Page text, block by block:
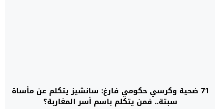
71 ضحية وكرسي حكومي فارغ: سانشيز يتكلم عن مأساة
سبتة.. فمن يتكلم باسم أسر المغاربة؟